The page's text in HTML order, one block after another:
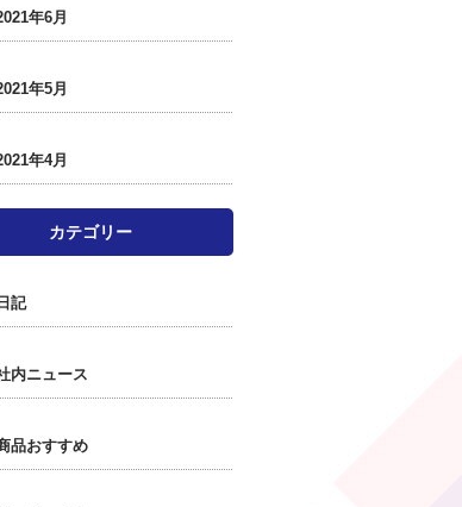
年6月
年5月
年4月
カテゴリー
日記
内ニュース
品おすすめ